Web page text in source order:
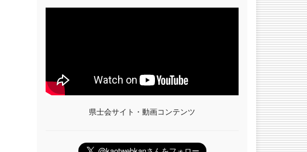
県士会サイト・動画コンテンツ